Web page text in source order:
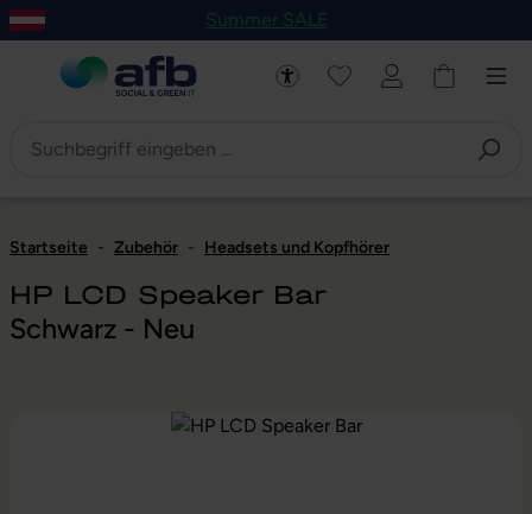
Hauptinhalt springen
Zur Navigation der B2B-Plattform springen
Summer SALE
Startseite - Zubehör - Headsets und Kopfhörer
HP LCD Speaker Bar
Schwarz - Neu
Bildergalerie überspringen